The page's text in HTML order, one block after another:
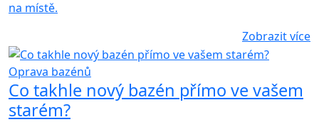
na místě.
Zobrazit více
Oprava bazénů
Co takhle nový bazén přímo ve vašem
starém?